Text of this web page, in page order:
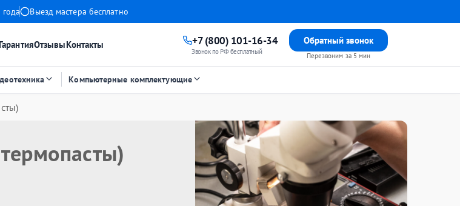
года Выезд мастера бесплатно
ГарантияОтзывыКонтакты +7 (800) 101-16-34
Звонок по РФ бесплатный
Обратный звонок
Перезвоним за 5 мин
Компьютерные комплектующие